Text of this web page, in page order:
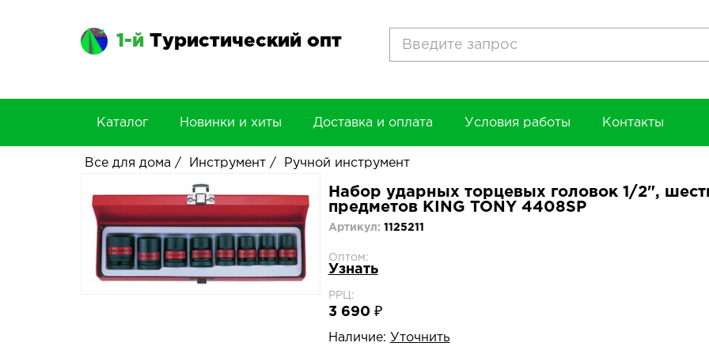
1-й Туристический опт
Каталог Новинки и хиты Доставка и оплата Условия работы Контакты
Все для дома / Инструмент / Ручной инструмент
Набор ударных торцевых головок 1/2",
предметов KING TONY 4408SP
Артикул: 1125211
Оптом:
Узнать
РРЦ:
3 690 ₽
Наличие: Уточнить